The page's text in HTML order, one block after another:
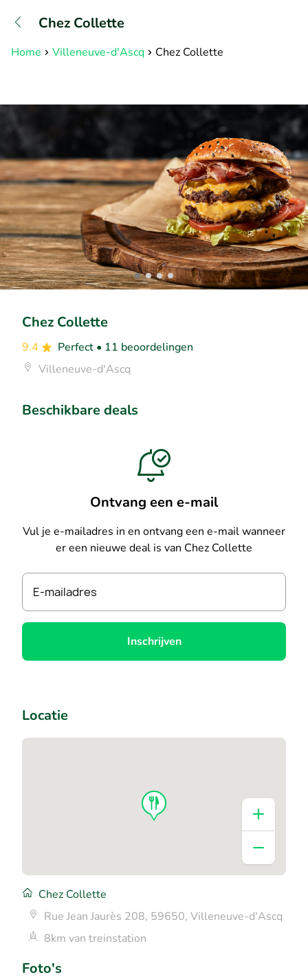
Chez Collette
Home Villeneuve-d'Ascq Chez Collette
Chez Collette
9.4 Perfect • 11 beoordelingen
Villeneuve-d'Ascq
Beschikbare deals
Ontvang een e-mail
Vul je e-mailadres in en ontvang een e-mail wanneer
er een nieuwe deal is van Chez Collette
E-mailadres
Inschrijven
Foto's
Locatie
Chez Collette
Rue Jean Jaurès 208, 59650, Villeneuve-d'Ascq
8km van treinstation